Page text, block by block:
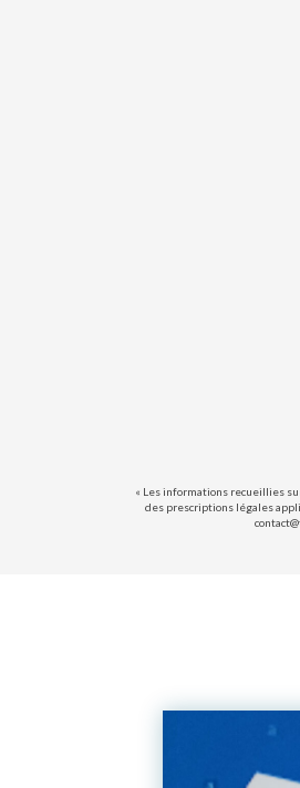
« Les informations recueillies
des prescriptions légales